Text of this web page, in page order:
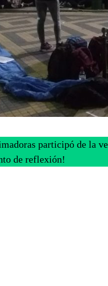
participó de la
de reflexión!